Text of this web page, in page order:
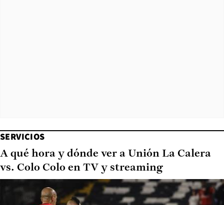
SERVICIOS
A qué hora y dónde ver a Unión La Calera
vs. Colo Colo en TV y streaming